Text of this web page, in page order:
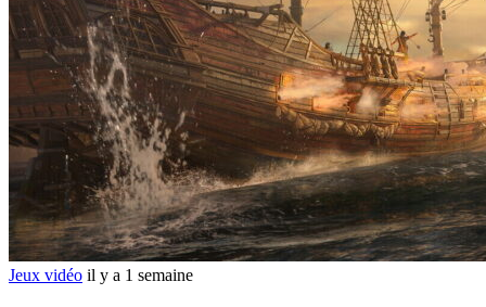
Jeux vidéo il y a 1 semaine